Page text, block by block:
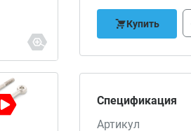
Купить
Спецификация
Артикул